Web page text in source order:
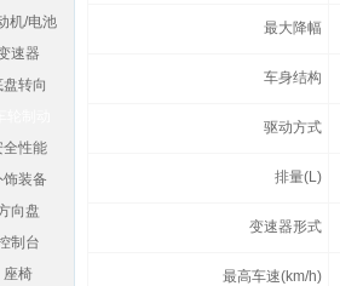
最大降幅
车身结构
驱动方式
排量(L)
变速器形式
最高车速(km/h)
机/电池
速器
盘转向
全性能
饰装备
向盘
制台
座椅